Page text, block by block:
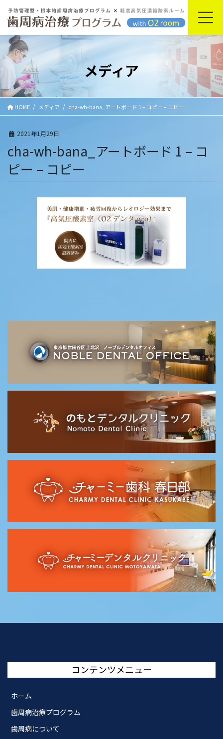
ン
に
動
ー
ョ
に
移
動
メディア
HOME メディア cha-wh-bana_アートボード 1 – コピー – コピー
2021年1月29日
cha-wh-bana_アートボード 1 – コ
ピー – コピー
コンテンツメニュー
ホーム
歯周病治療プログラム
歯周病について